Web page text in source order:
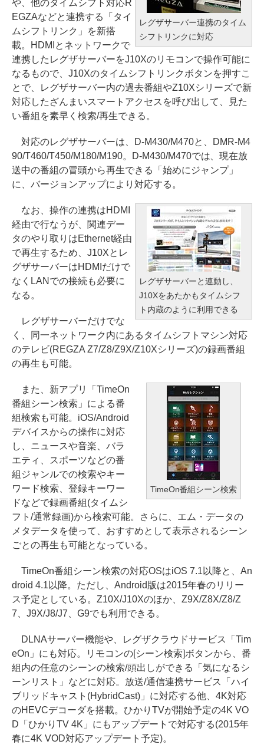
レグザサーバー連携のタイム
シフトリンクに対応
や、他のタイムシフト対応R
EGZAなどと連携する「タイ
ムシフトリンク」を新搭
載。HDMIとネットワークで
連携したレグザサーバーをJ10Xのリモコンで操作可能に
なるもので、J10Xのタイムシフトリンクボタンを押すこ
とで、レグザサーバー内の過去番組やZ10Xシリーズで新
対応したざんまいスマートアクセスを呼び出して、見た
い番組を素早く検索/再生できる。
対応のレグザサーバーは、D-M430/M470と、DMR-M4
90/T460/T450/M180/M190。D-M430/M470では、現在放
送中の番組の冒頭から再生できる「始めにジャンプ」
に、バージョンアップにより対応する。
レグザサーバーと連動し、
J10Xをあたかもタイムシフ
ト内蔵のように利用できる
なお、操作の連携はHDMI
経由で行なうが、関連デー
タのやり取りはEthernet経由
で再生するため、J10Xとレ
グザサーバーはHDMIだけで
なくLANでの接続も必要に
なる。
レグザサーバーだけでな
く、同一ネットワーク内にあるタイムシフトマシン対応
のテレビ(REGZA Z7/Z8/Z9X/Z10Xシリーズ)の録画番組
の再生も可能。
TimeOn番組シーン検索
また、新アプリ「TimeOn
番組シーン検索」による番
組検索も可能。iOS/Android
デバイスからの操作に対応
し、ニュースや音楽、バラ
エティ、スポーツなどの番
組ジャンルでの検索やキー
ワード検索、登録キーワー
ドなどで録画番組(タイムシ
フト/通常録画)から検索可能。さらに、エム・データの
メタデータを使って、おすすめとして表示されるシーン
ごとの再生も可能となっている。
TimeOn番組シーン検索の対応OSはiOS 7.1以降と、An
droid 4.1以降。ただし、Android版は2015年春のリリー
ス予定としている。Z10X/J10Xのほか、Z9X/Z8X/Z8/Z
7、J9X/J8/J7、G9でも利用できる。
DLNAサーバー機能や、レグザクラウドサービス「Tim
eOn」にも対応。リモコンの[シーン検索]ボタンから、番
組内の任意のシーンの検索/頭出しができる「気になるシ
ーンリスト」などに対応。放送/通信連携サービス「ハイ
ブリッドキャスト(HybridCast)」に対応する他、4K対応
のHEVCデコーダを搭載。ひかりTVが開始予定の4K VO
D「ひかりTV 4K」にもアップデートで対応する(2015年
春に4K VOD対応アップデート予定)。